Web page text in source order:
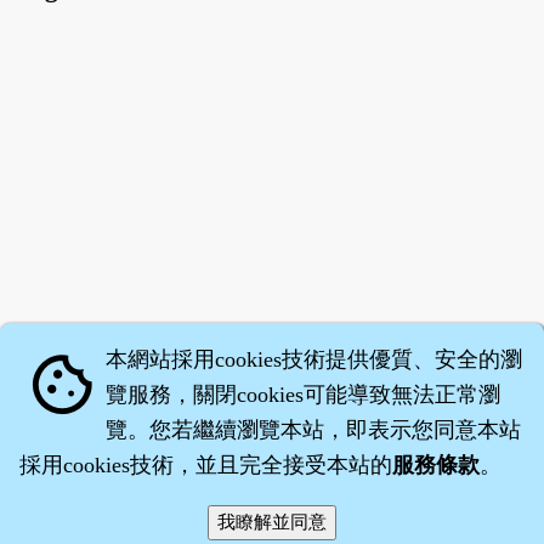
‧沈藥子©2008～2026
cookie 本網站採用cookies技術提供優質、安全的瀏
覽服務，關閉cookies可能導致無法正常瀏
覽。您若繼續瀏覽本站，即表示您同意本站
採用cookies技術，並且完全接受本站的服務條款。